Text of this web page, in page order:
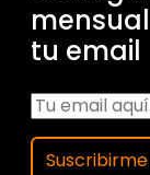
tu email
Suscribirme